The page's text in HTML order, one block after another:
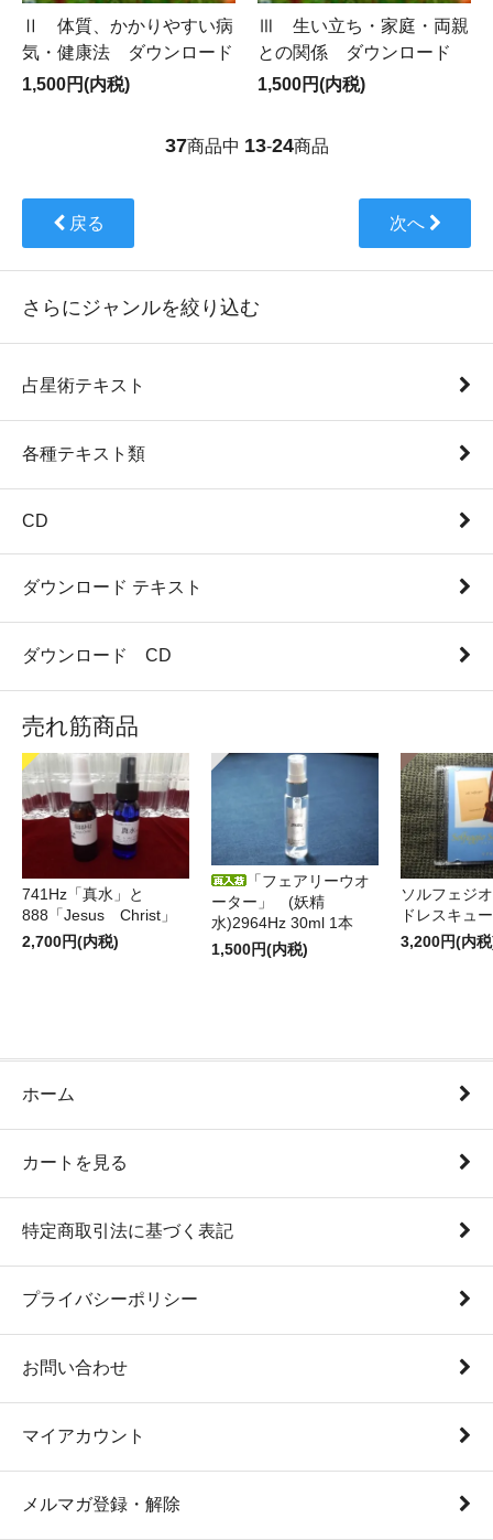
Ⅱ 体質、かかりやすい病
気・健康法 ダウンロード
1,500円(内税)
Ⅲ 生い立ち・家庭・両親
との関係 ダウンロード
1,500円(内税)
37商品中 13-24商品
戻る 次へ
さらにジャンルを絞り込む
占星術テキスト
各種テキスト類
CD
ダウンロード テキスト
ダウンロード CD
売れ筋商品
741Hz「真水」と
888「Jesus Christ」
2,700円(内税)
「フェアリーウオ
ーター」 (妖精
水)2964Hz 30ml 1本
1,500円(内税)
ソルフェジ
ドレスキ
3,200円(内
ホーム
カートを見る
特定商取引法に基づく表記
プライバシーポリシー
お問い合わせ
マイアカウント
メルマガ登録・解除